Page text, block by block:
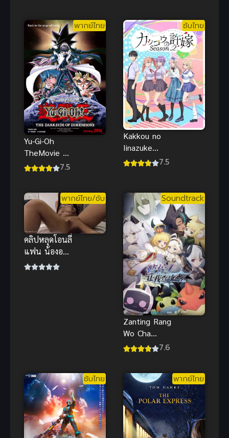
มีชีวิตต่อไปไม่
ได้อีกแล้ว
พากย์ไทย
Yu-Gi-Oh
TheMovie ยูกิ
เกมกลคน
ปริศนาด้านมืด
(2017) พากย์
7.5
ซับไทย
Kakkou no
Iinazuke
Season 2 รัก
7.5
พากย์ไทย/ซับ
คลิปหลุดโอนลี่
แฟน น้องอา
วาย ผิวสีแทน
Soundtrack
Zanting Rang
Wo Cha
Gonglue
ก่อน
7.6
ซับไทย พากย์ไทย